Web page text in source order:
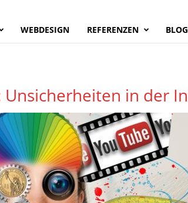
WEBDESIGN REFERENZEN BLOG
in der